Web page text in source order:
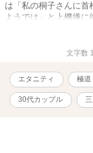
は「私の桐子さんに首
ようでは」と上機嫌
子は「嫌です」と気
し――。最初はギクシ
らの愛情を無碍には
いような……少し歳の
言い合い、問答をお
※マーク) (ムーンライ
文字数
エタニティ 極道
30代カップル